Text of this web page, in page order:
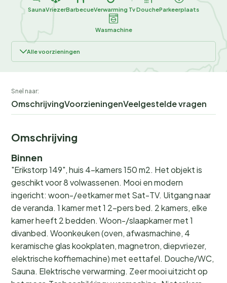
SaunaVriezerBarbecueVerwarming TvDoucheParkeerplaats
Wasmachine
Alle voorzieningen
Snel naar:
OmschrijvingVoorzieningenVeelgestelde vragen
Omschrijving
Binnen
"Erikstorp 149", huis 4-kamers 150 m2. Het objekt is
geschikt voor 8 volwassenen. Mooi en modern
ingericht: woon-/eetkamer met Sat-TV. Uitgang naar
de veranda. 1 kamer met 1 2-pers bed. 2 kamers, elke
kamer heeft 2 bedden. Woon-/slaapkamer met 1
divanbed. Woonkeuken (oven, afwasmachine, 4
keramische glas kookplaten, magnetron, diepvriezer,
elektrische koffiemachine) met eettafel. Douche/WC,
Sauna. Elektrische verwarming. Zeer mooi uitzicht op